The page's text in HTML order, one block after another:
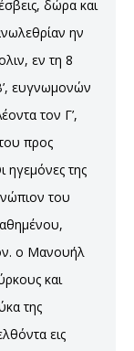
δώρα και
ην
εν τη 8
ευγνωμονών
τον Γ’,
προς
ηγεμόνες της
του
ο Μανουήλ
και
της
εις